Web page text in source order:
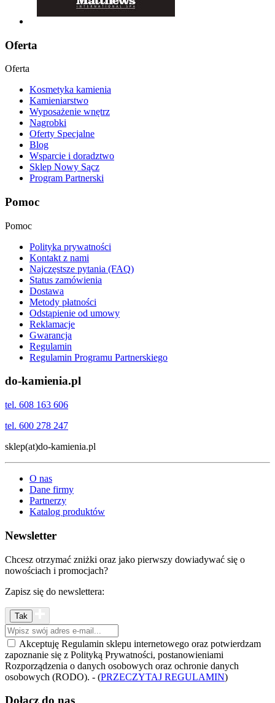
Oferta
Oferta
Kosmetyka kamienia
Kamieniarstwo
Wyposażenie wnętrz
Nagrobki
Oferty Specjalne
Blog
Wsparcie i doradztwo
Sklep Nowy Sącz
Program Partnerski
Pomoc
Pomoc
Polityka prywatności
Kontakt z nami
Najczęstsze pytania (FAQ)
Status zamówienia
Dostawa
Metody płatności
Odstąpienie od umowy
Reklamacje
Gwarancja
Regulamin
Regulamin Programu Partnerskiego
do-kamienia.pl
tel. 608 163 606
tel. 600 278 247
sklep(at)do-kamienia.pl
O nas
Dane firmy
Partnerzy
Katalog produktów
Newsletter
Chcesz otrzymać zniżki oraz jako pierwszy dowiadywać się o
nowościach i promocjach?
Zapisz się do newslettera:
Akceptuję Regulamin sklepu internetowego oraz potwierdzam
zapoznanie się z Polityką Prywatności, postanowieniami
Rozporządzenia o danych osobowych oraz ochronie danych
osobowych (RODO). - (PRZECZYTAJ REGULAMIN)